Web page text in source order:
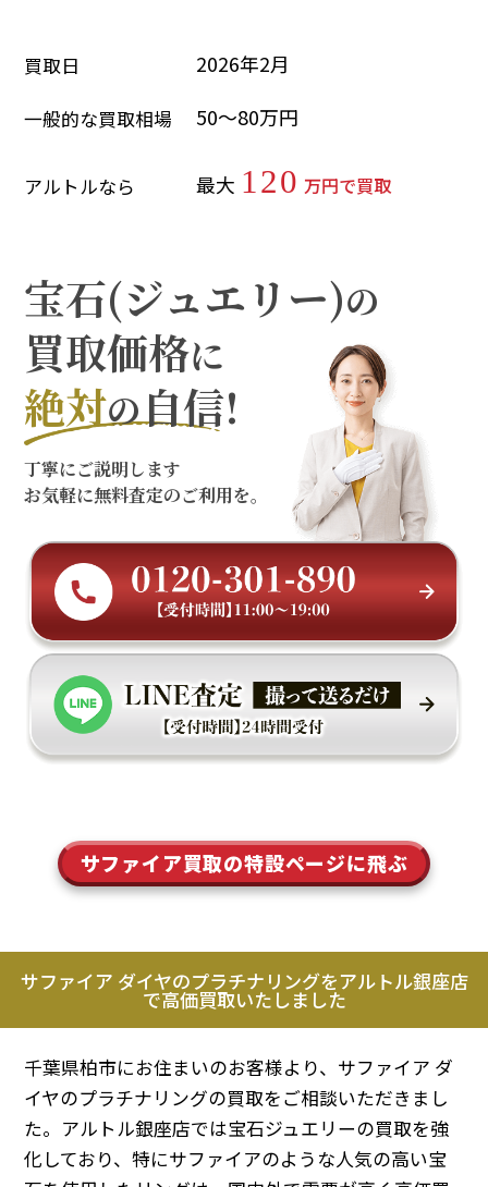
買取日 2026年2月
一般的な買取相場 50～80万円
アルトルなら 最大 120 万円で買取
宝石(ジュエリー)の
買取価格に
絶対の自信!
丁寧にご説明します
お気軽に無料査定のご利用を。
サファイア買取の特設ページに飛ぶ
サファイア ダイヤのプラチナリングをアルトル銀座店
で高価買取いたしました
千葉県柏市にお住まいのお客様より、サファイア ダ
イヤのプラチナリングの買取をご相談いただきまし
た。アルトル銀座店では宝石ジュエリーの買取を強
化しており、特にサファイアのような人気の高い宝